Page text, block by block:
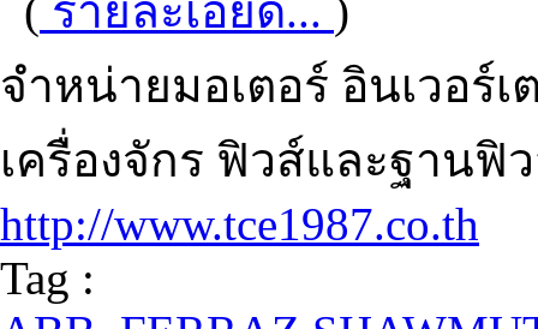
( รายละเอียด... )
จำหน่ายมอเตอร์ อินเวอร์
เครื่องจักร ฟิวส์และฐานฟิ
http://www.tce1987.co.th
Tag :